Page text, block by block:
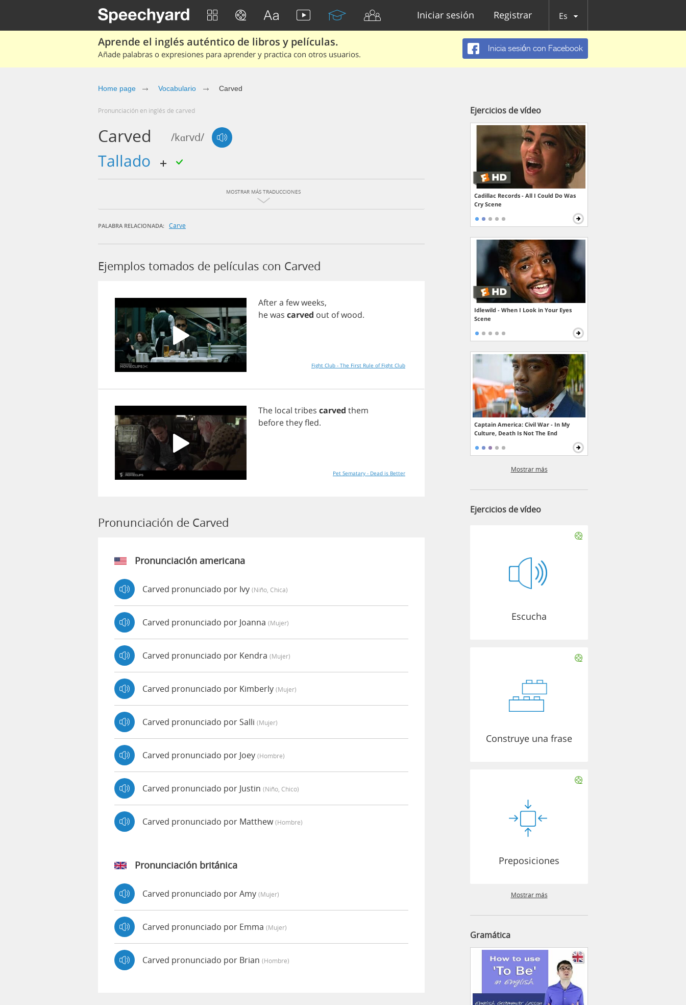
Iniciar sesión Registrar Es
Aprende el inglés auténtico de libros y películas.
Añade palabras o expresiones para aprender y practica con otros usuarios.
Inicia sesión con Facebook
Home page Vocabulario Carved
Pronunciación en inglés de carved
Carved /kɑrvd/
tallado
MOSTRAR MÁS TRADUCCIONES
PALABRA RELACIONADA: Carve
Ejemplos tomados de películas con Carved
Aftera fewweeks,
hewas carved out ofwood.
Fight Club - The First Rule of Fight Club
The local tribes carved them
beforetheyfled.
Pet Sematary - Dead is Better
Pronunciación de Carved
Pronunciación americana
Carved pronunciado por Ivy (niño, Chica)
Carved pronunciado por Joanna (mujer)
Carved pronunciado por Kendra (mujer)
Carved pronunciado por Kimberly (mujer)
Carved pronunciado por Salli (mujer)
Carved pronunciado por Joey (hombre)
Carved pronunciado por Justin (niño, Chico)
Carved pronunciado por Matthew(hombre)
Pronunciación británica
Carved pronunciado por Amy (mujer)
Carved pronunciado por Emma (mujer)
Carved pronunciado por Brian (hombre)
Ejercicios de vídeo
Cadillac Records - All I Could Do Was
Cry Scene
Idlewild - When I Look in Your Eyes
Scene
Captain America: Civil War - In My
Culture, Death Is Not The End
Mostrar más
Ejercicios de vídeo
Escucha
Construye una frase
Preposiciones
Mostrar más
Gramática